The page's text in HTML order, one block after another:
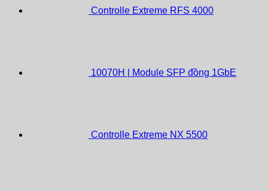
Controlle Extreme RFS 4000
10070H | Module SFP đồng 1GbE
Controlle Extreme NX 5500